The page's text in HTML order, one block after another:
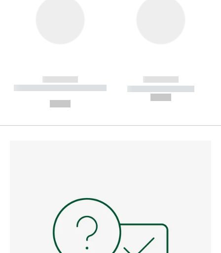
------------
----------- ----------- --------
------------
----------- -----------